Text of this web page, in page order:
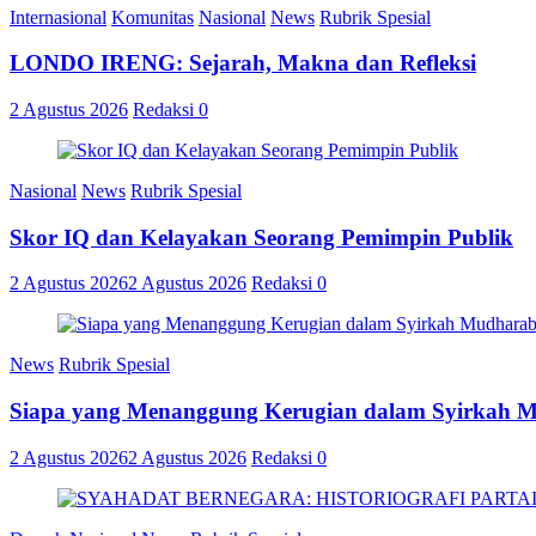
Internasional Komunitas Nasional News Rubrik Spesial
LONDO IRENG: Sejarah, Makna dan Refleksi
2 Agustus 2026 Redaksi 0
Nasional News Rubrik Spesial
Skor IQ dan Kelayakan Seorang Pemimpin Publik
2 Agustus 20262 Agustus 2026 Redaksi 0
News Rubrik Spesial
Siapa yang Menanggung Kerugian dalam Syirkah
2 Agustus 20262 Agustus 2026 Redaksi 0